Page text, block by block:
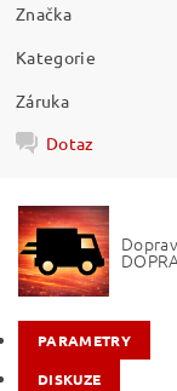
Značka
Kategorie
Záruka
Dotaz
PARAMETRY
DISKUZE